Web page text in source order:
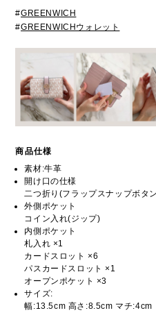
#GREENWICH
#GREENWICHウォレット
商品仕様
素材:牛革
開け口の仕様
二つ折り(フラップスナップボタ
外側ポケット
コイン入れ(ジップ)
内側ポケット
札入れ ×1
カードスロット ×6
パスカードスロット ×1
オープンポケット ×3
サイズ:
幅:13.5cm 高さ:8.5cm マチ:4cm